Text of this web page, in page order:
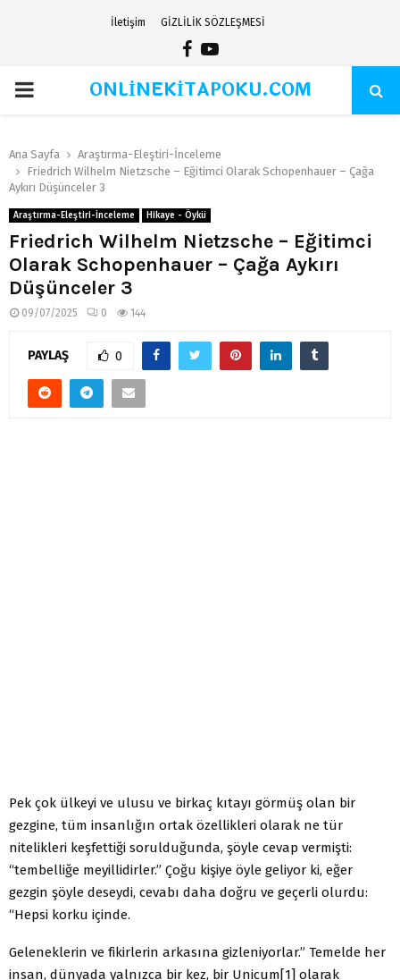
İletişim GİZLİLİK SÖZLEŞMESİ
Facebook
Youtube
PRIMARYONLİNEKİTAPOKU.COM
Ana Sayfa
Araştırma-Eleştiri-İnceleme
Friedrich Wilhelm Nietzsche – Eğitimci Olarak Schopenhauer – Çağa
Aykırı Düşünceler 3
Araştırma-Eleştiri-İnceleme Hikaye - Öykü
Friedrich Wilhelm Nietzsche – Eğitimci
Olarak Schopenhauer – Çağa Aykırı
Düşünceler 3
09/07/2025 0 144
PAYLAŞ 0
Pek çok ülkeyi ve ulusu ve birkaç kıtayı görmüş olan bir
gezgine, tüm insanlığın ortak özellikleri olarak ne tür
nitelikleri keşfettiği sorulduğunda, şöyle cevap vermişti:
“tembelliğe meyillidirler.” Çoğu kişiye öyle geliyor ki, eğer
gezgin şöyle deseydi, cevabı daha doğru ve geçerli olurdu:
“Hepsi korku içinde.
Geleneklerin ve fikirlerin arkasına gizleniyorlar.” Temelde her
insan, dünyada yalnızca bir kez, bir Unicum[1] olarak